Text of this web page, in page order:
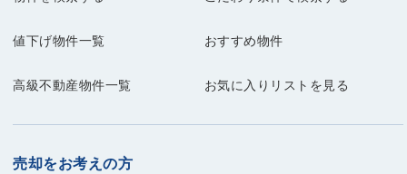
値下げ物件一覧 おすすめ物件
高級不動産物件一覧 お気に入りリストを見る
売却をお考えの方